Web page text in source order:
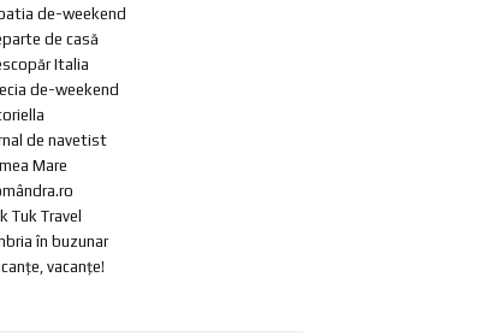
de-weekend
de casă
Italia
de-weekend
de navetist
Mare
Tuk Travel
în buzunar
vacanțe!